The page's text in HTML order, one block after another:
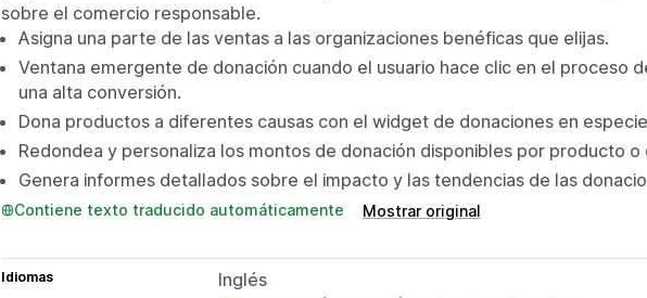
sobre el comercio responsable.
Asigna una parte de las ventas a las organizaciones benéficas que elijas.
Ventana emergente de donación cuando el usuario hace clic en el proceso
una alta conversión.
Dona productos a diferentes causas con el widget de donaciones en especie
Redondea y personaliza los montos de donación disponibles por producto o
Genera informes detallados sobre el impacto y las tendencias de las
Contiene texto traducido automáticamente Mostrar original
Idiomas
Inglés